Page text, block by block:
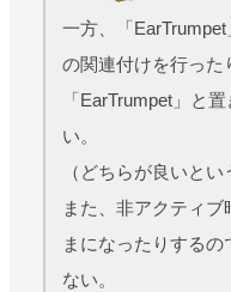
一方、「
の関連付けを行った
「EarTrumpet」と
い。
（どちらが良いと
また、非アクティ
まになったりする
ない。